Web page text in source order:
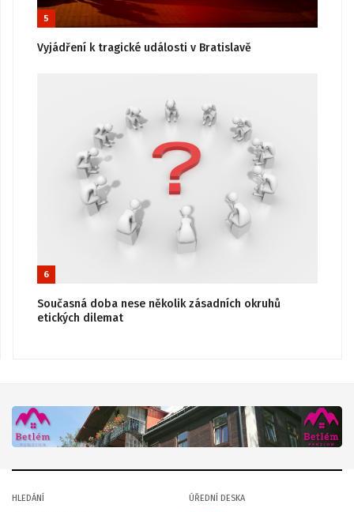
5
Vyjádření k tragické události v Bratislavě
6
Současná doba nese několik zásadních okruhů
etických dilemat
HLEDÁNÍ
ÚŘEDNÍ DESKA